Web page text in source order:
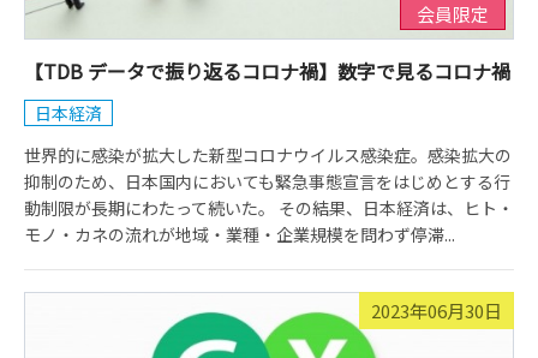
会員限定
【TDB データで振り返るコロナ禍】数字で見るコロナ禍
日本経済
世界的に感染が拡大した新型コロナウイルス感染症。感染拡大の
抑制のため、日本国内においても緊急事態宣言をはじめとする行
動制限が長期にわたって続いた。 その結果、日本経済は、ヒト・
モノ・カネの流れが地域・業種・企業規模を問わず停滞...
2023年06月30日